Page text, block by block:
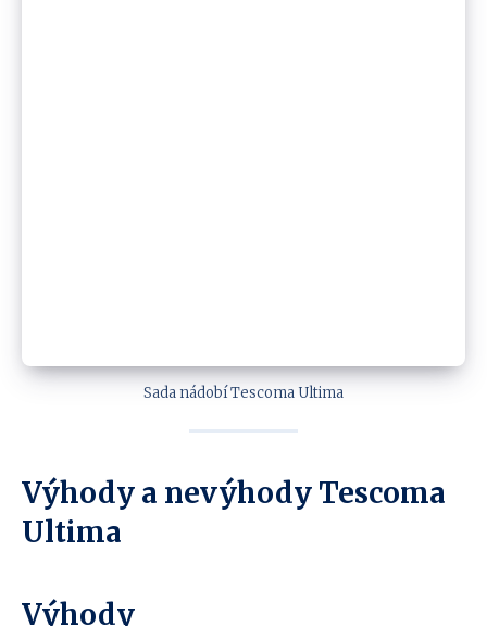
Sada nádobí Tescoma Ultima
Výhody a nevýhody Tescoma
Ultima
Výhody